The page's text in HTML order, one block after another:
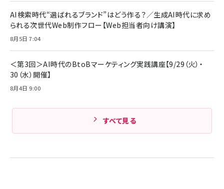
Amazonランキングをもっと見る
ド付き USB PD対応 シリコン素材採用 iPhone
17 / 16 / 15 / Galaxy iPad Pro MacBook
Pro/Air 各種対応 (1.8m ミッドナイトブラック)
￥1,890
￥4,857
AI検索時代“選ばれるブランド”はどう作る？／生成AI時代に求め
られる次世代Web制作フロー【Web担当者向け講演】
8月5日 7:04
＜第3回＞AI時代のBtoBマーケティング実践講座【9/29（火）・
30（水）開催】
8月4日 9:00
すべて見る